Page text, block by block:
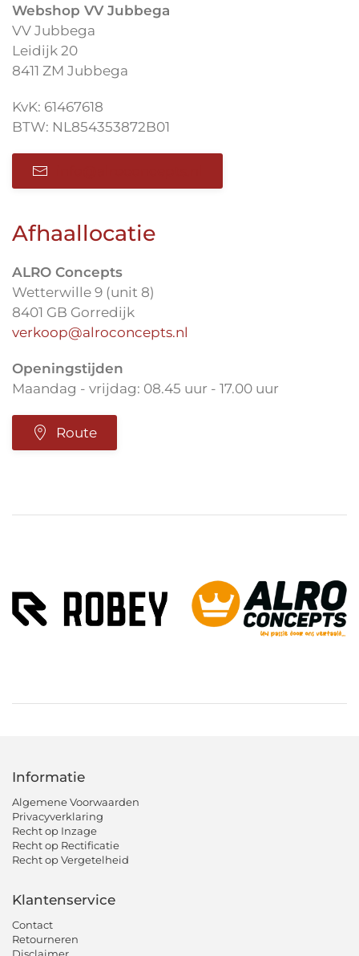
Webshop VV Jubbega
VV Jubbega
Leidijk 20
8411 ZM Jubbega
KvK: 61467618
BTW: NL854353872B01
Afhaallocatie
ALRO Concepts
Wetterwille 9 (unit 8)
8401 GB Gorredijk
verkoop@alroconcepts.nl
Openingstijden
Maandag - vrijdag: 08.45 uur - 17.00 uur
Route
Informatie
Algemene Voorwaarden
Privacyverklaring
Recht op Inzage
Recht op Rectificatie
Recht op Vergetelheid
Klantenservice
Contact
Retourneren